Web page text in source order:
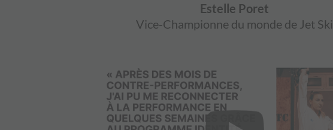
Estelle Poret
Vice-Championne du monde de Jet Ski